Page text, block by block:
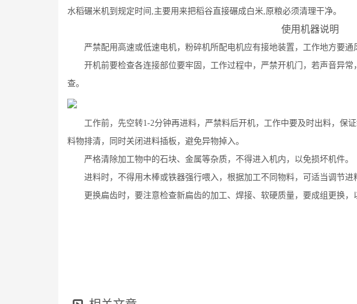
水稻碾米机到规定时间,主要用来把稻谷直接碾成白米,原粮必须清理干净。
使用机器说明
严禁配用高速或低速电机，粉碎机所配电机应有接地装置，工作地方要通
开机前要检查各连接部位要牢固，工作过程中，严禁开机门，若声音异常
查。
工作前，先空转1-2分钟再进料，严禁料后开机，工作中要及时出料，保证
料物排清，同时关闭进料插板，避免异物掉入。
严格清除加工物中的石块、金属等杂质，不得进入机内，以免损坏机件。
进料时，不得用木棒或铁器强行喂入，根据加工不同物料，可适当调节进
更换扁齿时，要注意检查新扁齿的加工、焊接、软硬质量，要成组更换，